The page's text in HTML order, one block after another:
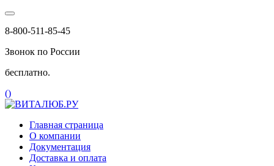
8-800-511-85-45
Звонок по России
бесплатно.
()
Главная страница
О компании
Документация
Доставка и оплата